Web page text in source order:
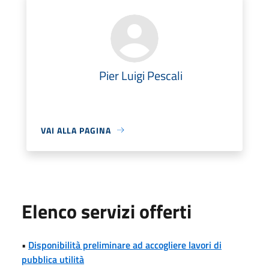
Pier Luigi Pescali
VAI ALLA PAGINA
Elenco servizi offerti
• Disponibilità preliminare ad accogliere lavori di
pubblica utilità